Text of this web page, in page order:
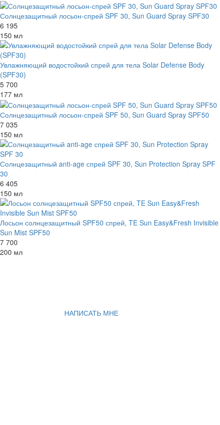
Солнцезащитный лосьон-спрей SPF 30, Sun Guard Spray SPF30
6 195
150 мл
Увлажняющий водостойкий спрей для тела Solar Defense Body
(SPF30)
5 700
177 мл
Солнцезащитный лосьон-спрей SPF 50, Sun Guard Spray SPF50
7 035
150 мл
Солнцезащитный anti-age спрей SPF 30, Sun Protection Spray SPF
30
6 405
150 мл
Лосьон солнцезащитный SPF50 спрей, TE Sun Easy&Fresh Invisible
Sun Mist SPF50
7 700
200 мл
НАПИСАТЬ МНЕ